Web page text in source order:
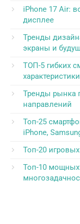
iPhone 17 Air:
дисплее
Тренды
экраны и
ТОП-5 гибких
характеристики
Тренды рынка
направлений
Топ-25
iPhone,
Топ-20
Топ-10 мощных